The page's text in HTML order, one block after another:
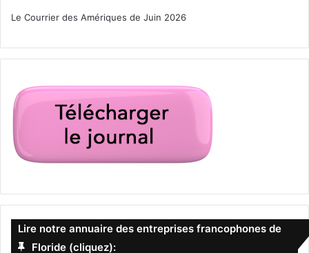
Le Courrier des Amériques de Juin 2026
Lire notre annuaire des entreprises francophones de
Floride (cliquez):